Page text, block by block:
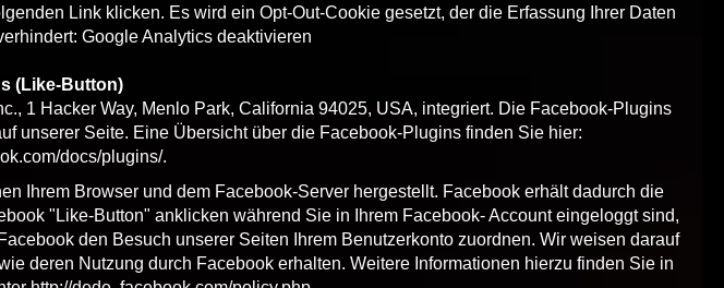
Link klicken. Es wird ein Opt-Out-Cookie gesetzt, der die Erfassung Ihrer Daten
Google Analytics deaktivieren
(Like-Button)
1 Hacker Way, Menlo Park, California 94025, USA, integriert. Die Facebook-Plugins
unserer Seite. Eine Übersicht über die Facebook-Plugins finden Sie hier:
docs/plugins/.
Ihrem Browser und dem Facebook-Server hergestellt. Facebook erhält dadurch die
"Like-Button" anklicken während Sie in Ihrem Facebook- Account eingeloggt sind,
den Besuch unserer Seiten Ihrem Benutzerkonto zuordnen. Wir weisen darauf
deren Nutzung durch Facebook erhalten. Weitere Informationen hierzu finden Sie in